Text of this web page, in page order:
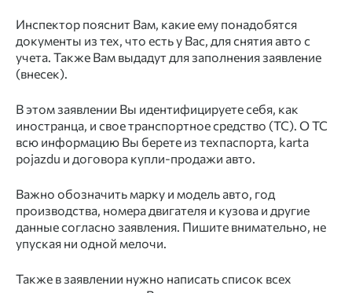
Инспектор пояснит Вам, какие ему понадобятся
документы из тех, что есть у Вас, для снятия авто с
учета. Также Вам выдадут для заполнения заявление
(внесек).
В этом заявлении Вы идентифицируете себя, как
иностранца, и свое транспортное средство (ТС). О ТС
всю информацию Вы берете из техпаспорта, karta
pojazdu и договора купли-продажи авто.
Важно обозначить марку и модель авто, год
производства, номера двигателя и кузова и другие
данные согласно заявления. Пишите внимательно, не
упуская ни одной мелочи.
Также в заявлении нужно написать список всех